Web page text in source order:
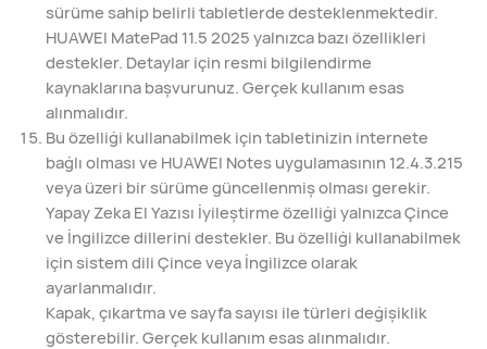
sürüme sahip belirli tabletlerde desteklenmektedir.
HUAWEI MatePad 11.5 2025 yalnızca bazı özellikleri
destekler. Detaylar için resmi bilgilendirme
kaynaklarına başvurunuz. Gerçek kullanım esas
alınmalıdır.
Bu özelliği kullanabilmek için tabletinizin internete
bağlı olması ve HUAWEI Notes uygulamasının 12.4.3.215
veya üzeri bir sürüme güncellenmiş olması gerekir.
Yapay Zeka El Yazısı İyileştirme özelliği yalnızca Çince
ve İngilizce dillerini destekler. Bu özelliği kullanabilmek
için sistem dili Çince veya İngilizce olarak
ayarlanmalıdır.
Kapak, çıkartma ve sayfa sayısı ile türleri değişiklik
gösterebilir. Gerçek kullanım esas alınmalıdır.